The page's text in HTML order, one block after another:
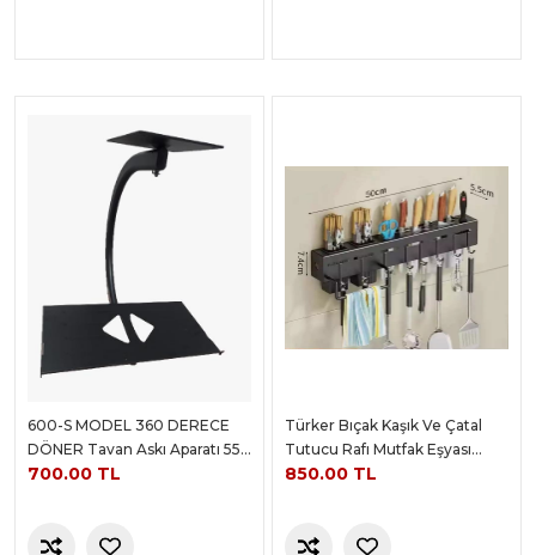
600-S MODEL 360 DERECE
DÖNER Tavan Askı Aparatı 55-
61 Ekran Tavan
700.00 TL
Türker Bıçak Kaşık Ve Çatal
Tutucu Rafı Mutfak Eşyası
Aparatı
850.00 TL